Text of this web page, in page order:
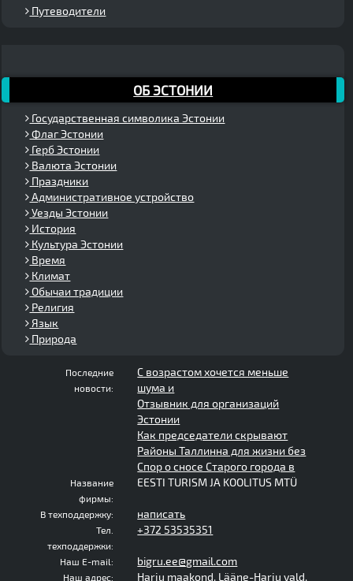
Путеводители
ОБ ЭСТОНИИ
Государственная символика Эстонии
Флаг Эстонии
Герб Эстонии
Валюта Эстонии
Праздники
Административное устройство
Уезды Эстонии
История
Культура Эстонии
Время
Климат
Обычаи традиции
Религия
Язык
Природа
Последние
новости:
С возрастом хочется меньше
шума и
Отзывник для организаций
Эстонии
Как председатели скрывают
Районы Таллинна для жизни без
Спор о сносе Старого города в
Название
фирмы:
EESTI TURISM JA KOOLITUS MTÜ
В техподдержку: написать
Тел.
техподдержки:
+372 53535351
Наш E-mail: bigru.ee@gmail.com
Наш адрес: Harju maakond, Lääne-Harju vald,